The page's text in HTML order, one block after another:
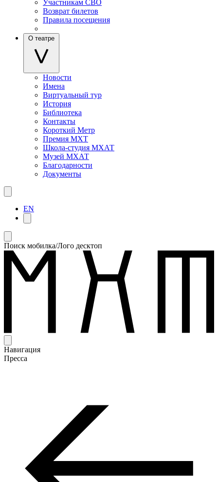
Участникам СВО
Возврат билетов
Правила посещения
О театре
Новости
Имена
Виртуальный тур
История
Библиотека
Контакты
Короткий Метр
Премия МХТ
Школа-студия МХАТ
Музей МХАТ
Благодарности
Документы
EN
Поиск мобилка/Лого десктоп
Навигация
Пресса